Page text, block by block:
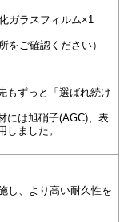
ガラスフィルム×1
をご確認ください）
もずっと「選ばれ続け
には旭硝子(AGC)、表
ました。
し、より高い耐久性を